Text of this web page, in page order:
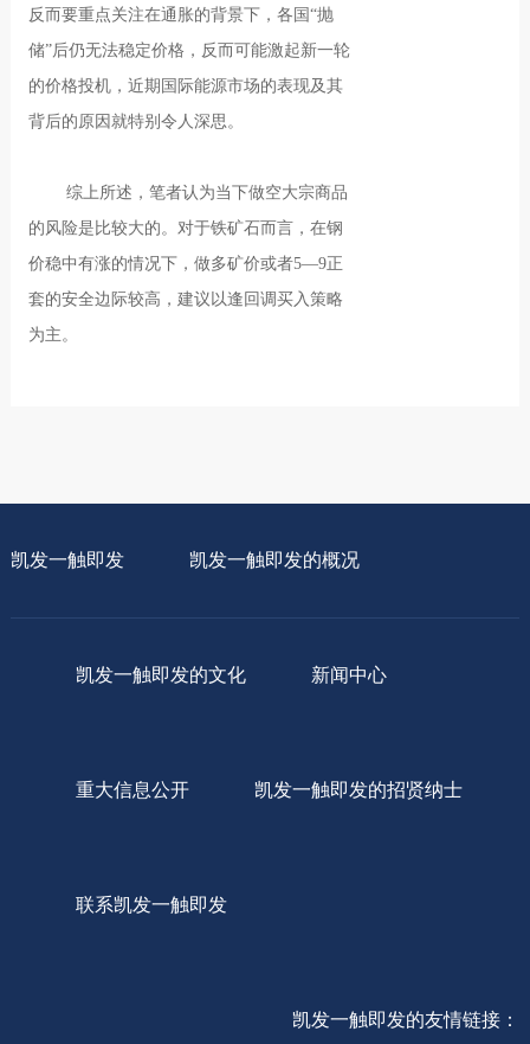
反而要重点关注在通胀的背景下，各国“抛
储”后仍无法稳定价格，反而可能激起新一轮
的价格投机，近期国际能源市场的表现及其
背后的原因就特别令人深思。
综上所述，笔者认为当下做空大宗商品
的风险是比较大的。对于铁矿石而言，在钢
价稳中有涨的情况下，做多矿价或者5—9正
套的安全边际较高，建议以逢回调买入策略
为主。
凯发一触即发 凯发一触即发的概况
凯发一触即发的文化 新闻中心
重大信息公开 凯发一触即发的招贤纳士
联系凯发一触即发
凯发一触即发的友情链接：